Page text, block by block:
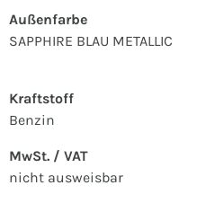
Außenfarbe
SAPPHIRE BLAU METALLIC
Kraftstoff
Benzin
MwSt. / VAT
nicht ausweisbar